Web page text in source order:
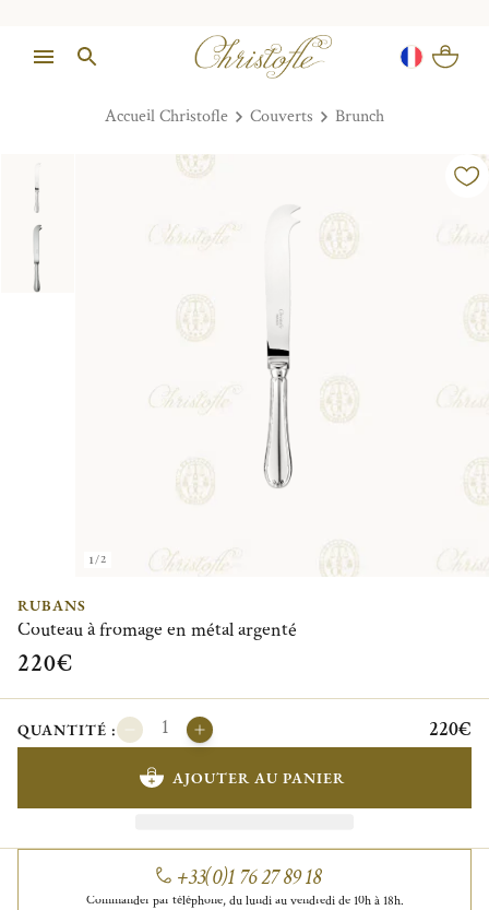
Accueil Christofle Couverts Brunch
1/2
RUBANS
Couteau à fromage en métal argenté
220€
QUANTITÉ : 220€
AJOUTER AU PANIER
+33(0)1 76 27 89 18
Commander par téléphone, du lundi au vendredi de 10h à 18h.